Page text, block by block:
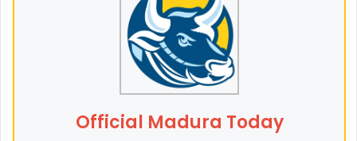
Official Madura Today